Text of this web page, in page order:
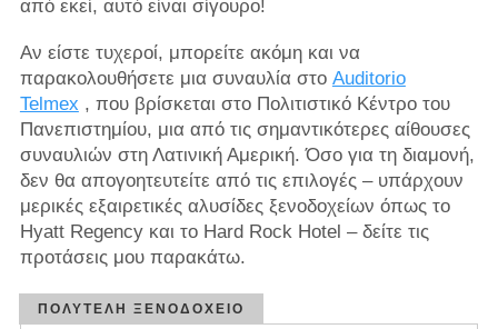
από εκεί, αυτό είναι σίγουρο!
Αν είστε τυχεροί, μπορείτε ακόμη και να
παρακολουθήσετε μια συναυλία στο Auditorio
Telmex , που βρίσκεται στο Πολιτιστικό Κέντρο του
Πανεπιστημίου, μια από τις σημαντικότερες αίθουσες
συναυλιών στη Λατινική Αμερική. Όσο για τη διαμονή,
δεν θα απογοητευτείτε από τις επιλογές – υπάρχουν
μερικές εξαιρετικές αλυσίδες ξενοδοχείων όπως το
Hyatt Regency και το Hard Rock Hotel – δείτε τις
προτάσεις μου παρακάτω.
ΠΟΛΥΤΕΛΉ ΞΕΝΟΔΟΧΕΊΟ